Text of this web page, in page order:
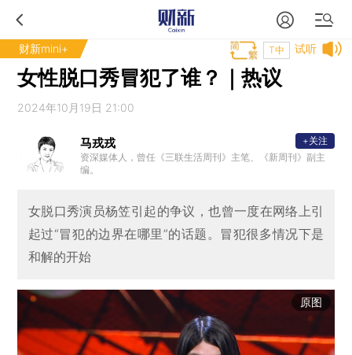
财新mini+ 试听
T中
女性脱口秀冒犯了谁？｜热议
2024年10月19日 21:00
马戎戎
资深媒体人，曾任《三联生活周刊》主笔、《新周刊》副主
编。
+关注
女脱口秀演员杨笠引起的争议，也曾一度在网络上引
起过“冒犯的边界在哪里”的话题。冒犯很多情况下是
和解的开始
原图